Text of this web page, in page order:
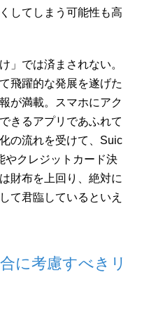
してしまう可能性も高
」では済まされない。
飛躍的な発展を遂げた
が満載。スマホにアク
きるアプリであふれて
の流れを受けて、Suic
やクレジットカード決
財布を上回り、絶対に
て君臨しているといえ
に考慮すべきリ